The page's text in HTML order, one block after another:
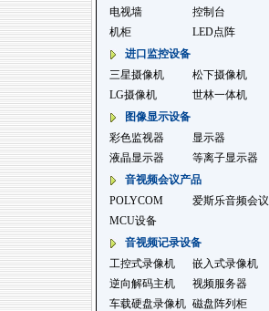
电视墙
控制台
机柜
LED点阵
进口监控设备
三星摄像机
松下摄像机
LG摄像机
世林一体机
图像显示设备
彩色监视器
显示器
液晶显示器
等离子显示器
音视频会议产品
POLYCOM
爱斯乐音频会议
MCU设备
音视频记录设备
工控式录像机
嵌入式录像机
逆向解码主机
视频服务器
车载硬盘录像机 磁盘阵列柜